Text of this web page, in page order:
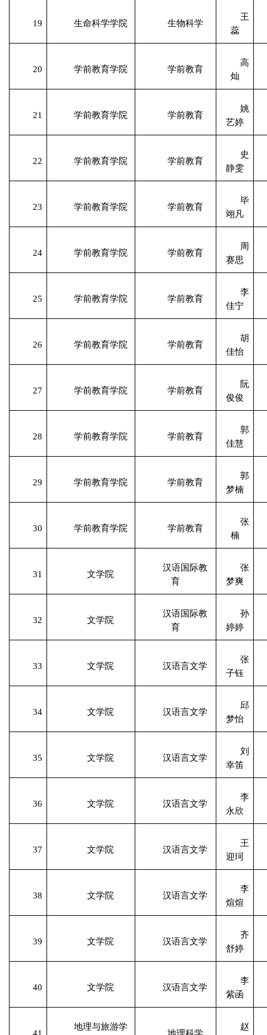
19 生命科学学院 生物科学
王
蕊
20 学前教育学院 学前教育
高
灿
21 学前教育学院 学前教育
姚
艺婷
22 学前教育学院 学前教育
史
静雯
23 学前教育学院 学前教育
毕
翊凡
24 学前教育学院 学前教育
周
赛思
25 学前教育学院 学前教育
李
佳宁
26 学前教育学院 学前教育
胡
佳怡
27 学前教育学院 学前教育
阮
俊俊
28 学前教育学院 学前教育
郭
佳慧
29 学前教育学院 学前教育
郭
梦楠
30 学前教育学院 学前教育
张
楠
31 文学院
汉语国际教
育
张
梦爽
32 文学院
汉语国际教
育
孙
婷婷
33 文学院 汉语言文学
张
子钰
34 文学院 汉语言文学
邱
梦怡
35 文学院 汉语言文学
刘
幸笛
36 文学院 汉语言文学
李
永欣
37 文学院 汉语言文学
王
迎珂
38 文学院 汉语言文学
李
煊煊
39 文学院 汉语言文学
齐
舒婷
40 文学院 汉语言文学
李
紫函
41
地理与旅游学
地理科学
赵